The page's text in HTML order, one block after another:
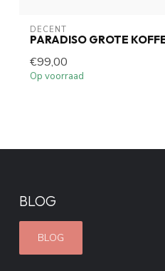
DECENT
PARADISO GROTE
€99,00
Op voorraad
BLOG
BLOG